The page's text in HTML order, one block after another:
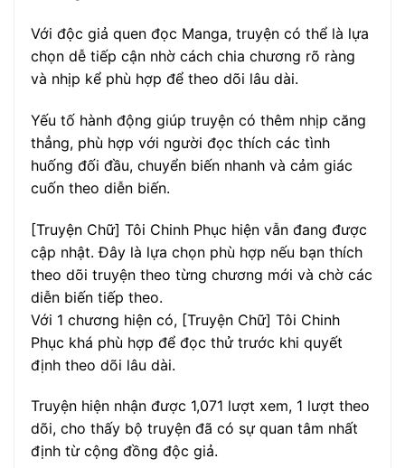
Với độc giả quen đọc Manga, truyện có thể là lựa
chọn dễ tiếp cận nhờ cách chia chương rõ ràng
và nhịp kể phù hợp để theo dõi lâu dài.
Yếu tố hành động giúp truyện có thêm nhịp căng
thẳng, phù hợp với người đọc thích các tình
huống đối đầu, chuyển biến nhanh và cảm giác
cuốn theo diễn biến.
[Truyện Chữ] Tôi Chinh Phục hiện vẫn đang được
cập nhật. Đây là lựa chọn phù hợp nếu bạn thích
theo dõi truyện theo từng chương mới và chờ các
diễn biến tiếp theo.
Với 1 chương hiện có, [Truyện Chữ] Tôi Chinh
Phục khá phù hợp để đọc thử trước khi quyết
định theo dõi lâu dài.
Truyện hiện nhận được 1,071 lượt xem, 1 lượt theo
dõi, cho thấy bộ truyện đã có sự quan tâm nhất
định từ cộng đồng độc giả.